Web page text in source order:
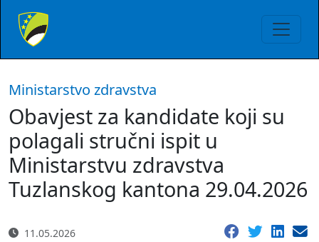
Ministarstvo zdravstva
Obavjest za kandidate koji su
polagali stručni ispit u
Ministarstvu zdravstva
Tuzlanskog kantona 29.04.2026
11.05.2026